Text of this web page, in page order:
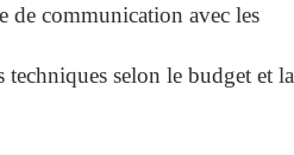
de communication avec les
selon le budget et la